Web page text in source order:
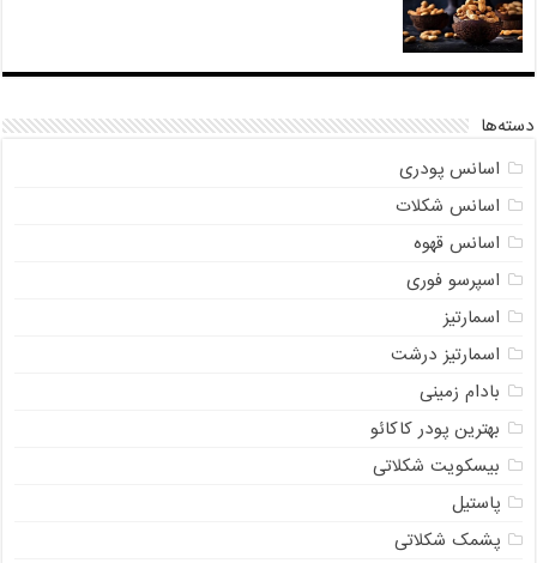
دسته‌ها
اسانس پودری
اسانس شکلات
اسانس قهوه
اسپرسو فوری
اسمارتیز
اسمارتیز درشت
بادام زمینی
بهترین پودر کاکائو
بیسکویت شکلاتی
پاستیل
پشمک شکلاتی